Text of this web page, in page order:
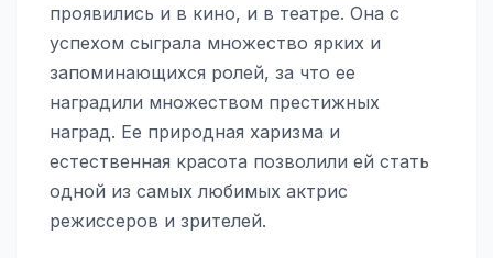
проявились и в кино, и в театре. Она с
успехом сыграла множество ярких и
запоминающихся ролей, за что ее
наградили множеством престижных
наград. Ее природная харизма и
естественная красота позволили ей стать
одной из самых любимых актрис
режиссеров и зрителей.